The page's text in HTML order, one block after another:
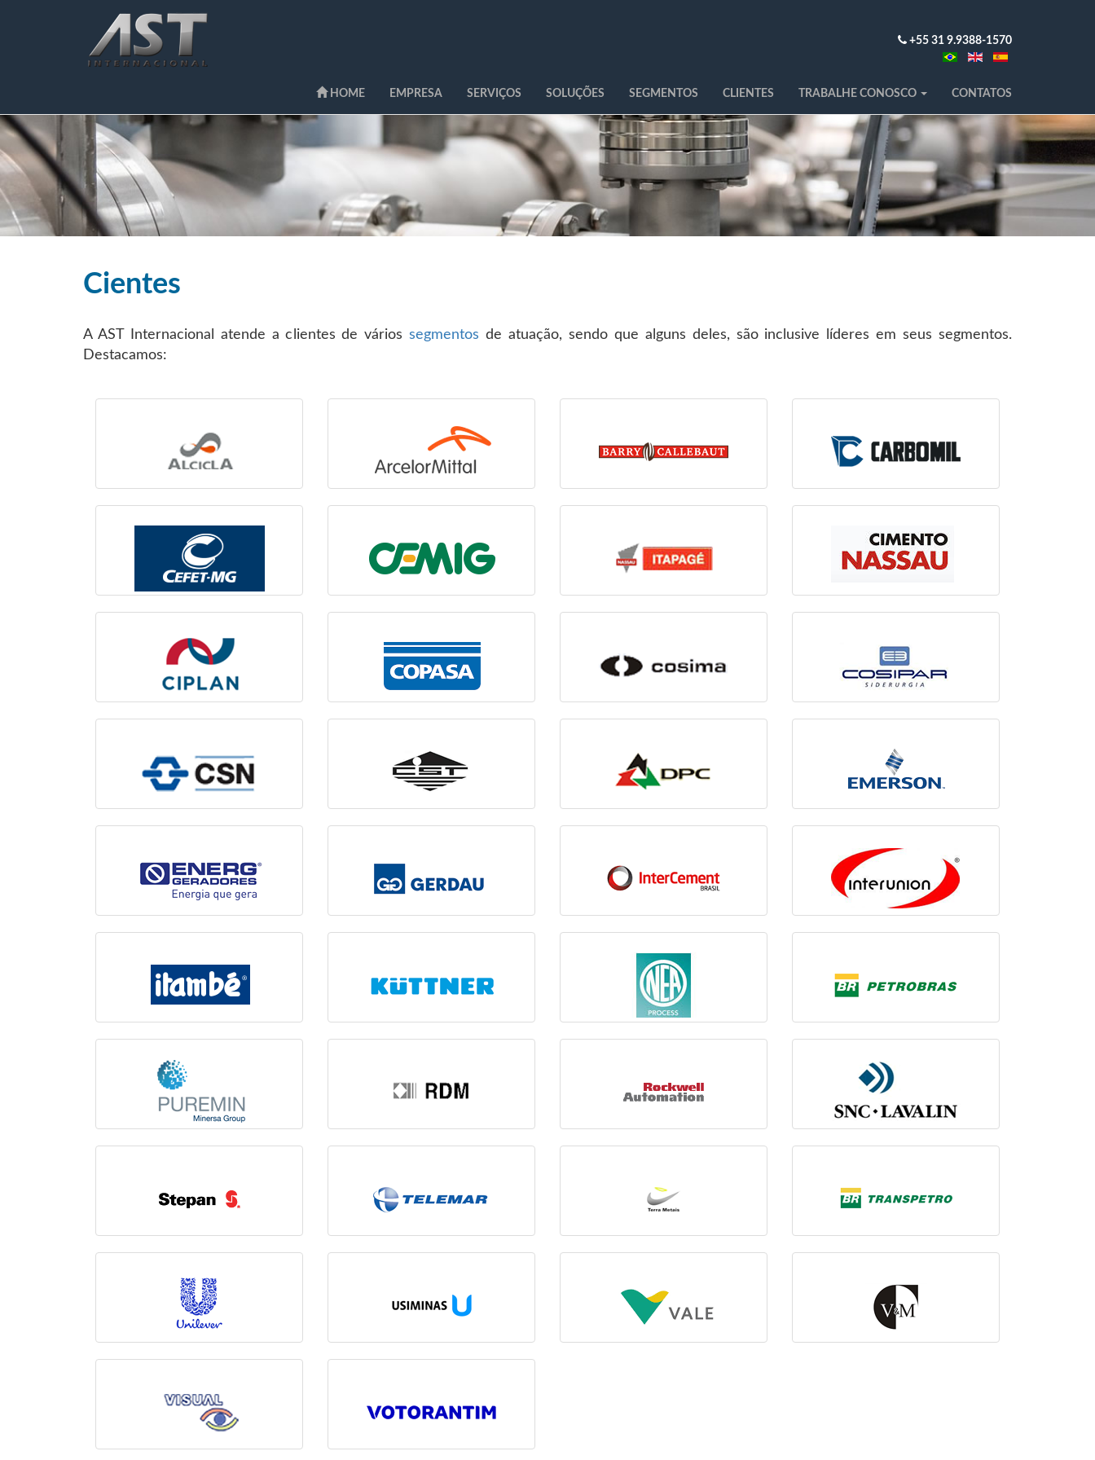
+55 31 9.9388-1570
HOME EMPRESA SERVIÇOS SOLUÇÕES SEGMENTOS CLIENTES TRABALHE CONOSCO CONTATOS
Cientes
A AST Internacional atende a clientes de váriossegmentosde atuação, sendo que alguns deles, são inclusive líderes em seus segmentos.
Destacamos: